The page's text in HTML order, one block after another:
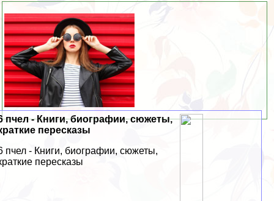
пчел - Книги, биографии, сюжеты,
пересказы
пчел - Книги, биографии, сюжеты,
пересказы